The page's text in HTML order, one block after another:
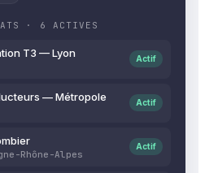
· 6 ACTIVES
T3 — Lyon Actif
— Métropole Actif
Rhône-Alpes
Actif